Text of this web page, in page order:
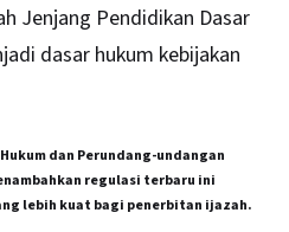
Jenjang Pendidikan Dasar
dasar hukum kebijakan
dan Perundang-undangan
regulasi terbaru ini
lebih kuat bagi penerbitan ijazah.